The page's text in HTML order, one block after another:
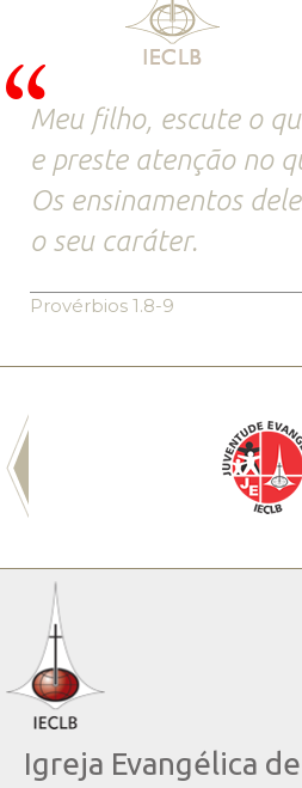
Meu filho, escute o
e preste atenção no
Os ensinamentos
o seu caráter.
Provérbios 1.8-9
Igreja Evangélica